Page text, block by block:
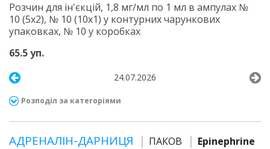
Розчин для ін'єкцій, 1,8 мг/мл по 1 мл в ампулах №
10 (5х2), № 10 (10х1) у контурних чарункових
упаковках, № 10 у коробках
65.5 уп.
24.07.2026
Розподіл за категоріями
АДРЕНАЛІН-ДАРНИЦЯ ПАКОВ Epinephrine